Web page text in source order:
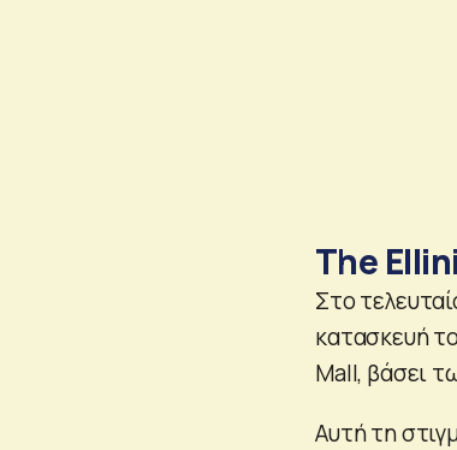
The
Στο
κατασκευή
Mall, βάσει
Αυτή τη